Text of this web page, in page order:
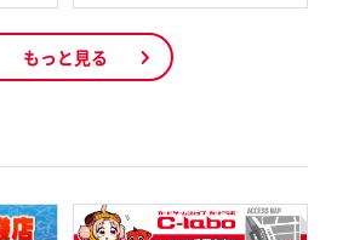
もっと見る